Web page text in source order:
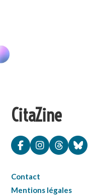
CitaZine
Contact
Mentions légales